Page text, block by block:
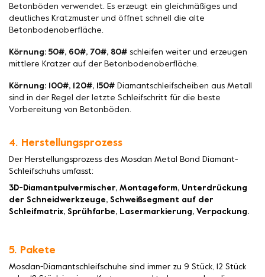
Betonböden verwendet. Es erzeugt ein gleichmäßiges und
deutliches Kratzmuster und öffnet schnell die alte
Betonbodenoberfläche.
Körnung: 50#, 60#, 70#, 80# schleifen weiter und erzeugen
mittlere Kratzer auf der Betonbodenoberfläche.
Körnung: 100#, 120#, 150# Diamantschleifscheiben aus Metall
sind in der Regel der letzte Schleifschritt für die beste
Vorbereitung von Betonböden.
4. Herstellungsprozess
Der Herstellungsprozess des Mosdan Metal Bond Diamant-
Schleifschuhs umfasst:
3D-Diamantpulvermischer, Montageform, Unterdrückung
der Schneidwerkzeuge, Schweißsegment auf der
Schleifmatrix, Sprühfarbe, Lasermarkierung, Verpackung.
5. Pakete
Mosdan-Diamantschleifschuhe sind immer zu 9 Stück, 12 Stück